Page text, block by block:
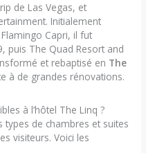
de Las Vegas, et
Initialement
Capri, il fut
puis The Quad Resort and
et rebaptisé en The
à de grandes rénovations.
à l’hôtel The Linq ?
types de chambres et suites
visiteurs. Voici les